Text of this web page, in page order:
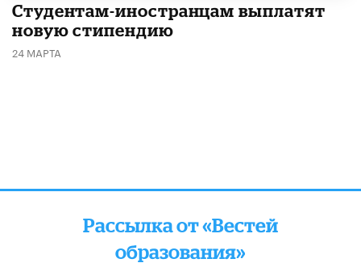
Студентам-иностранцам выплатят
новую стипендию
24 МАРТА
Рассылка от «Вестей
образования»